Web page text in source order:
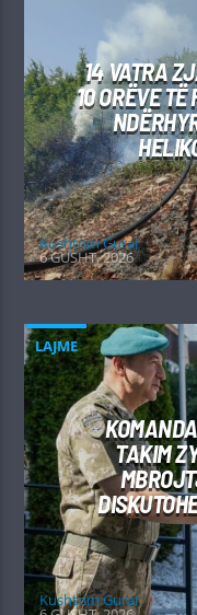
14 VATRA
10 ORËVE TË
Kushtrim Guraj
6 GUSHT, 2026
LAJME
TAKIM
Kushtrim Guraj